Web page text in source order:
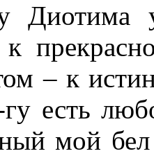
Диотима
к
– к
есть
мой